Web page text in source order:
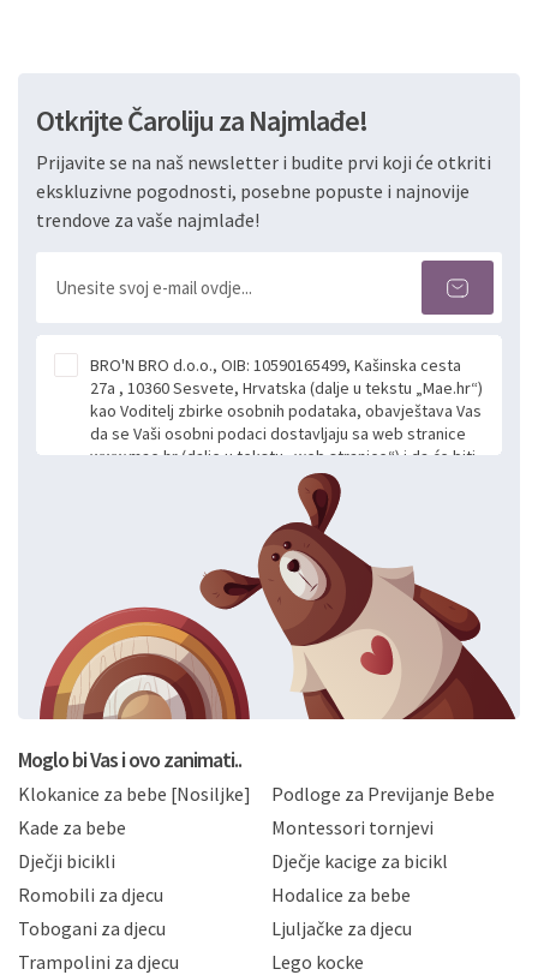
Otkrijte Čaroliju za Najmlađe!
Prijavite se na naš newsletter i budite prvi koji će otkriti
ekskluzivne pogodnosti, posebne popuste i najnovije
trendove za vaše najmlađe!
BRO'N BRO d.o.o., OIB: 10590165499, Kašinska cesta
27a , 10360 Sesvete, Hrvatska (dalje u tekstu „Mae.hr“)
kao Voditelj zbirke osobnih podataka, obavještava Vas
da se Vaši osobni podaci dostavljaju sa web stranice
www.mae.hr (dalje u tekstu „web stranice“) i da će biti
obrađeni. Prihvaćanjem ove Izjave smatra se da
slobodno i izričito dajete privolu za prikupljanje i daljnju
obradu Vaših osobnih podataka koje ustupate Mae.hr
putem ovih web stranica u svrhu odgovora i daljnje
komunikacije na Vaš upit poslan kroz kontakt obrazac.
Radi se o dobrovoljnom davanju podataka te ovu
Izjavu niste dužni prihvatiti odnosno niste dužni unositi
svoje osobne podatke u jednu od prijavnih
formi/obrazaca dostupnih na ovim web stranicama.
BRO'N BRO d.o.o. će s Vašim osobnim podacima
postupati sukladno Općoj uredbi o zaštiti podataka
privatnosti i kolačića koju možete pročitati ovdje i
Hrvatske, a uvijek uz primjenu odgovarajućih tehničkih i
sigurnosnih mjera zaštite osobnih podataka od
neovlaštenog pristupa, zlouporabe, otkrivanja,
gubitka ili uništenja. Mae.hr štiti privatnost svojih
korisnika i posjetitelja web stranica, čuva povjerljivost
Vaših osobnih podataka te omogućava pristup i
priopćavanje osobnih podataka samo onim svojim
zaposlenicima kojima su isti potrebni radi provedbe
Moglo bi Vas i ovo zanimati..
Klokanice za bebe [Nosiljke]
Podloge za Previjanje Bebe
Kade za bebe
Montessori tornjevi
Dječji bicikli
Dječje kacige za bicikl
Romobili za djecu
Hodalice za bebe
Tobogani za djecu
Ljuljačke za djecu
Trampolini za djecu
Lego kocke